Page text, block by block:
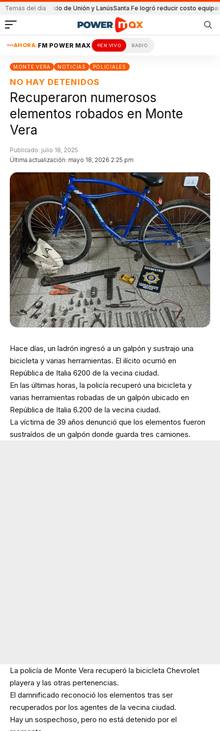
Temas del día
el partido de Unión y LanúsSanta Fe logró reducir costo equipamiento
AHORA: FM POWER MAX EN VIVO RADIO
MONTE VERA NOTICIAS POLICIALES
NO HAY DETENIDOS
Recuperaron numerosos
elementos robados en Monte
Vera
Última actualización: mayo 18, 2026 2:25 pm
Publicado: julio 18, 2025
Hace días, un ladrón ingresó a un galpón y sustrajo una
bicicleta y varias herramientas. El ilícito ocurrió en
República de Italia 6200 de la vecina ciudad.
En las últimas horas, la policía recuperó una bicicleta y
varias herramientas robadas de un galpón ubicado en
República de Italia 6.200 de la vecina ciudad.
La víctima de 39 años denunció que los elementos fueron
sustraídos de un galpón donde guarda tres camiones.
La policía de Monte Vera recuperó la bicicleta Chevrolet
playera y las otras pertenencias.
El damnificado reconoció los elementos tras ser
recuperados por los agentes de la vecina ciudad.
Hay un sospechoso, pero no está detenido por el